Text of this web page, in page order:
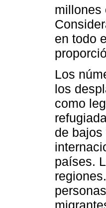
millones
en todo
Los
los
como
de
países.